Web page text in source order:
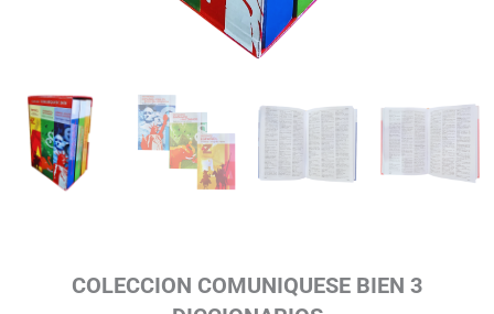
COLECCION COMUNIQUESE BIEN 3